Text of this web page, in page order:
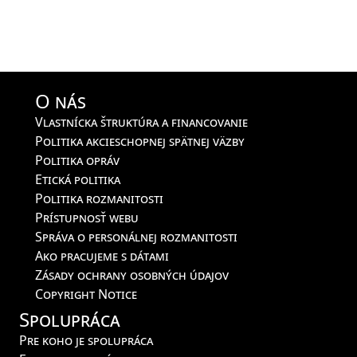
O nás
Vlastnícka štruktúra a financovanie
Politika akcieschopnej spätnej väzby
Politika opráv
Etická politika
Politika rozmanitosti
Prístupnosť webu
Správa o personálnej rozmanitosti
Ako pracujeme s dátami
Zásady ochrany osobných údajov
Copyright Notice
Spolupráca
Pre koho je spolupráca